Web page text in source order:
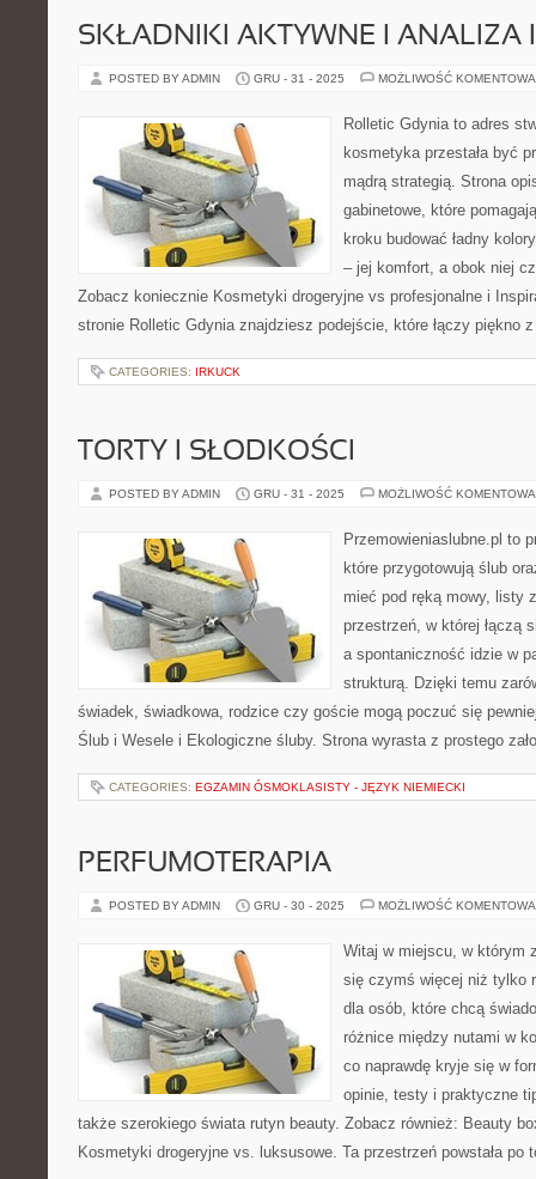
SKŁADNIKI AKTYWNE I ANALIZA
POSTED BY ADMIN GRU - 31 - 2025 MOŻLIWOŚĆ
Rolletic Gdynia to adres
kosmetyka przestała być
mądrą strategią. Strona
gabinetowe, które
kroku budować ładny
– jej komfort, a obok niej
Zobacz koniecznie Kosmetyki drogeryjne vs profesjonalne i
stronie Rolletic Gdynia znajdziesz podejście, które łączy piękno
CATEGORIES: IRKUCK
TORTY I SŁODKOŚCI
POSTED BY ADMIN GRU - 31 - 2025 MOŻLIWOŚĆ
Przemowieniaslubne.pl to
które przygotowują ślub
mieć pod ręką mowy, listy
przestrzeń, w której łączą
a spontaniczność idzie w
strukturą. Dzięki temu
świadek, świadkowa, rodzice czy goście mogą poczuć się
Ślub i Wesele i Ekologiczne śluby. Strona wyrasta z prostego
CATEGORIES: EGZAMIN ÓSMOKLASISTY - JĘZYK NIEMIECKI
PERFUMOTERAPIA
POSTED BY ADMIN GRU - 30 - 2025 MOŻLIWOŚĆ
Witaj w miejscu, w którym
się czymś więcej niż tylko
dla osób, które chcą
różnice między nutami w
co naprawdę kryje się w
opinie, testy i praktyczne
także szerokiego świata rutyn beauty. Zobacz również: Beauty
Kosmetyki drogeryjne vs. luksusowe. Ta przestrzeń powstała